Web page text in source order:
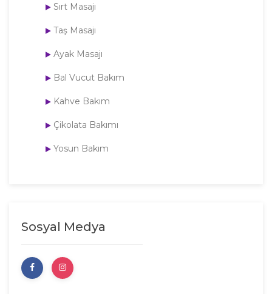
Sırt Masajı
Taş Masajı
Ayak Masajı
Bal Vucut Bakım
Kahve Bakım
Çikolata Bakımı
Yosun Bakım
Sosyal Medya